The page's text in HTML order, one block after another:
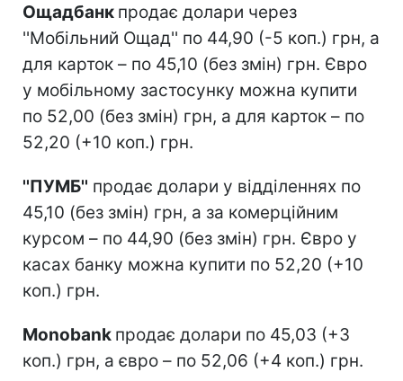
Ощадбанк продає долари через
''Мобільний Ощад'' по 44,90 (-5 коп.) грн, а
для карток – по 45,10 (без змін) грн. Євро
у мобільному застосунку можна купити
по 52,00 (без змін) грн, а для карток – по
52,20 (+10 коп.) грн.
''ПУМБ'' продає долари у відділеннях по
45,10 (без змін) грн, а за комерційним
курсом – по 44,90 (без змін) грн. Євро у
касах банку можна купити по 52,20 (+10
коп.) грн.
Monobank продає долари по 45,03 (+3
коп.) грн, а євро – по 52,06 (+4 коп.) грн.